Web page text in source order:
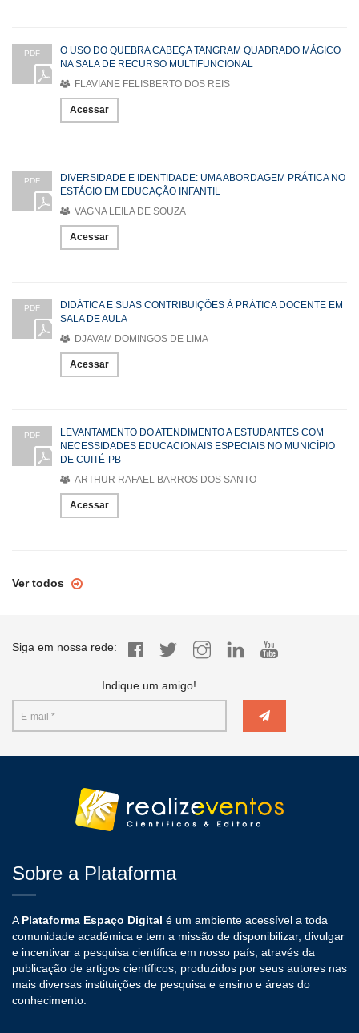
PDF
O USO DO QUEBRA CABEÇA TANGRAM QUADRADO MÁGICO
NA SALA DE RECURSO MULTIFUNCIONAL
FLAVIANE FELISBERTO DOS REIS
Acessar
PDF
DIVERSIDADE E IDENTIDADE: UMA ABORDAGEM PRÁTICA NO
ESTÁGIO EM EDUCAÇÃO INFANTIL
VAGNA LEILA DE SOUZA
Acessar
PDF
DIDÁTICA E SUAS CONTRIBUIÇÕES À PRÁTICA DOCENTE EM
SALA DE AULA
DJAVAM DOMINGOS DE LIMA
Acessar
PDF
LEVANTAMENTO DO ATENDIMENTO A ESTUDANTES COM
NECESSIDADES EDUCACIONAIS ESPECIAIS NO MUNICÍPIO
DE CUITÉ-PB
ARTHUR RAFAEL BARROS DOS SANTO
Acessar
Ver todos
Siga em nossa rede:
Indique um amigo!
Sobre a Plataforma
APlataforma Espaço Digital é um ambiente acessível a toda
comunidade acadêmica e tem a missão de disponibilizar, divulgar
e incentivar a pesquisa científica em nosso país, através da
publicação de artigos científicos, produzidos por seus autores nas
mais diversas instituições de pesquisa e ensino e áreas do
conhecimento.